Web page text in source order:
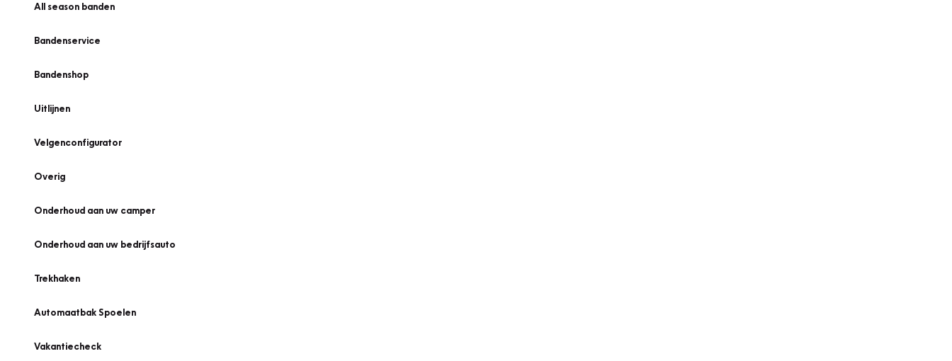
All season banden
Bandenservice
Bandenshop
Uitlijnen
Velgenconfigurator
Overig
Onderhoud aan uw camper
Onderhoud aan uw bedrijfsauto
Trekhaken
Automaatbak Spoelen
Vakantiecheck